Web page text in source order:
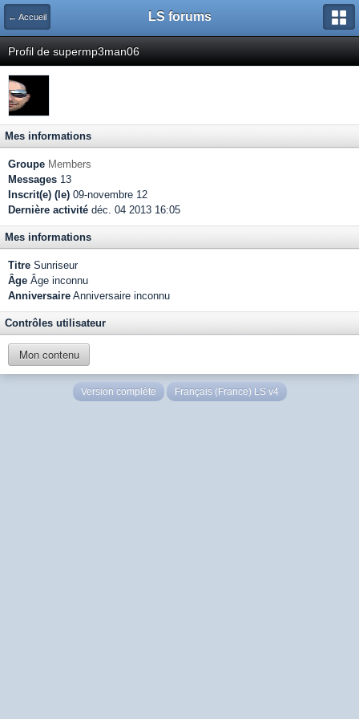
← Accueil LS forums
Profil de supermp3man06
Mes informations
Groupe Members
Messages 13
Inscrit(e) (le) 09-novembre 12
Dernière activité déc. 04 2013 16:05
Mes informations
Titre Sunriseur
Âge Âge inconnu
Anniversaire Anniversaire inconnu
Contrôles utilisateur
Mon contenu
Version complète Français (France) LS v4